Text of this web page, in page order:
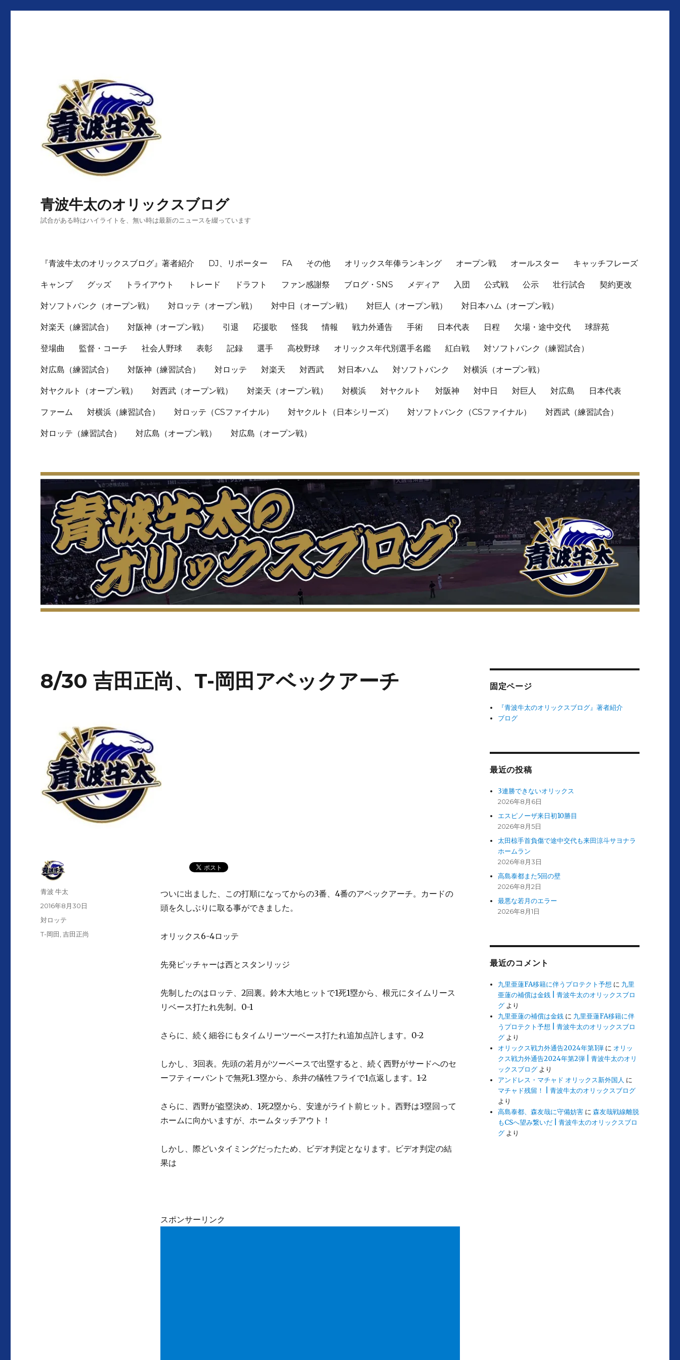
青波牛太のオリックスブログ
試合がある時はハイライトを、無い時は最新のニュースを綴っています
『青波牛太のオリックスブログ』著者紹介 DJ、リポーター FA その他 オリックス年俸ランキング オープン戦 オールスター キャッチフレーズ
キャンプ グッズ トライアウト トレード ドラフト ファン感謝祭 ブログ・SNS メディア 入団 公式戦 公示 壮行試合 契約更改
対ソフトバンク（オープン戦） 対ロッテ（オープン戦） 対中日（オープン戦） 対巨人（オープン戦） 対日本ハム（オープン戦）
対楽天（練習試合） 対阪神（オープン戦） 引退 応援歌 怪我 情報 戦力外通告 手術 日本代表 日程 欠場・途中交代 球辞苑
登場曲 監督・コーチ 社会人野球 表彰 記録 選手 高校野球 オリックス年代別選手名鑑 紅白戦 対ソフトバンク（練習試合）
対広島（練習試合） 対阪神（練習試合） 対ロッテ 対楽天 対西武 対日本ハム 対ソフトバンク 対横浜（オープン戦）
対ヤクルト（オープン戦） 対西武（オープン戦） 対楽天（オープン戦） 対横浜 対ヤクルト 対阪神 対中日 対巨人 対広島 日本代表
ファーム 対横浜（練習試合） 対ロッテ（CSファイナル） 対ヤクルト（日本シリーズ） 対ソフトバンク（CSファイナル） 対西武（練習試合）
対ロッテ（練習試合） 対広島（オープン戦） 対広島（オープン戦）
8/30 吉田正尚、T-岡田アベックアーチ
ついに出ました、この打順になってからの3番、4番のアベックアーチ。カードの
頭を久しぶりに取る事ができました。
オリックス6-4ロッテ
先発ピッチャーは西とスタンリッジ
先制したのはロッテ、2回裏。鈴木大地ヒットで1死1塁から、根元にタイムリース
リベース打たれ先制。0-1
さらに、続く細谷にもタイムリーツーベース打たれ追加点許します。0-2
しかし、3回表。先頭の若月がツーベースで出塁すると、続く西野がサードへのセ
ーフティーバントで無死1.3塁から、糸井の犠牲フライで1点返します。1-2
さらに、西野が盗塁決め、1死2塁から、安達がライト前ヒット。西野は3塁回って
ホームに向かいますが、ホームタッチアウト！
しかし、際どいタイミングだったため、ビデオ判定となります。ビデオ判定の結
果は
スポンサーリンク
投
青波 牛太
投
稿
2016年8月30日
カ
対ロッテ
タ
T-岡田 ,吉田正尚
固定ページ
『青波牛太のオリックスブログ』著者紹介
ブログ
最近の投稿
3連勝できないオリックス
2026年8月6日
エスピノーザ来日初10勝目
2026年8月5日
太田椋手首負傷で途中交代も来田涼斗サヨナラ
ホームラン
2026年8月3日
高島泰都また5回の壁
2026年8月2日
最悪な若月のエラー
2026年8月1日
最近のコメント
九里亜蓮FA移籍に伴うプロテクト予想 に 九里
亜蓮の補償は金銭 | 青波牛太のオリックスブロ
グ より
九里亜蓮の補償は金銭 に 九里亜蓮FA移籍に伴
うプロテクト予想 | 青波牛太のオリックスブロ
グ より
オリックス戦力外通告2024年第1弾 に オリッ
クス戦力外通告2024年第2弾 | 青波牛太のオリ
ックスブログ より
アンドレス・マチャド オリックス新外国人 に
マチャド残留！ | 青波牛太のオリックスブログ
より
高島泰都、森友哉に守備妨害 に森友哉戦線離脱
もCSへ望み繋いだ | 青波牛太のオリックスブロ
グ より